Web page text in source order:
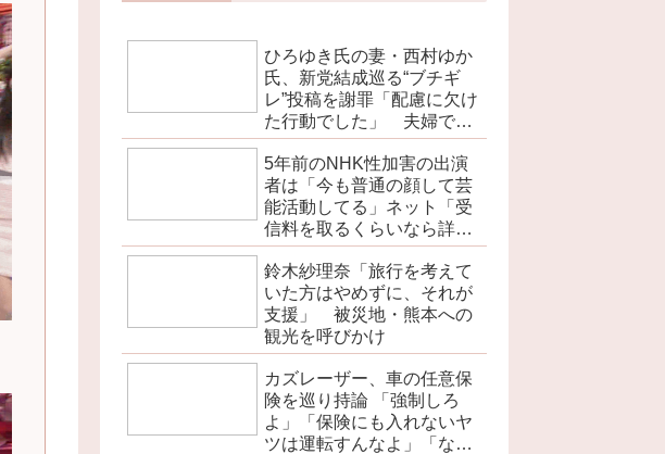
ひろゆき氏の妻・西村ゆか
氏、新党結成巡る“ブチギ
レ”投稿を謝罪「配慮に欠け
た行動でした」 夫婦で投
稿
5年前のNHK性加害の出演
者は「今も普通の顔して芸
能活動してる」ネット「受
信料を取るくらいなら詳細
を伝えよ」
鈴木紗理奈「旅行を考えて
いた方はやめずに、それが
支援」 被災地・熊本への
観光を呼びかけ
カズレーザー、車の任意保
険を巡り持論 「強制しろ
よ」「保険にも入れないヤ
ツは運転すんなよ」「なん